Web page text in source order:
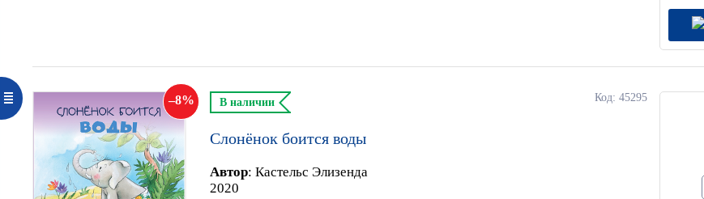
8 Код: 45295
В наличии
Слонёнок боится воды
Автор: Кастельс Элизенда
2020